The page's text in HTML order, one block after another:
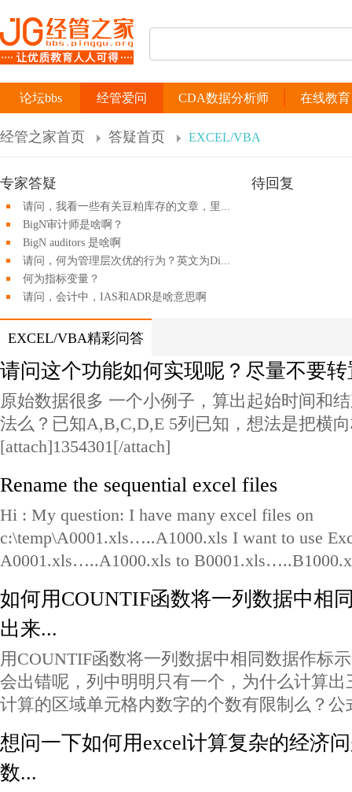
经管爱问 CDA数据分析师 在线教育
论坛bbs
经管之家首页 答疑首页 EXCEL/VBA
专家答疑
请问，我看一些有关豆粕库存的文章，里...
BigN审计师是啥啊？
BigN auditors 是啥啊
请问，何为管理层次优的行为？英文为Di...
何为指标变量？
请问，会计中，IAS和ADR是啥意思啊
待回复
EXCEL/VBA精彩问答
请问这个功能如何实现呢？尽量不要
原始数据很多 一个小例子，算出起始时间和
法么？已知A,B,C,D,E 5列已知，想法是把横
[attach]1354301[/attach]
Rename the sequential excel files
Hi : My question: I have many excel files on
c:\temp\A0001.xls…..A1000.xls I want to use
A0001.xls…..A1000.xls to
如何用COUNTIF函数将一列数据中相
出来...
用COUNTIF函数将一列数据中相同数据作标
会出错呢，列中明明只有一个，为什么计算出
计算的区域单元格内数字的个数有限制么？公
想问一下如何用excel计算复杂的经济
数...